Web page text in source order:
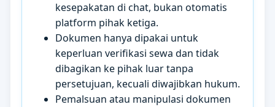
kesepakatan di chat, bukan otomatis
platform pihak ketiga.
Dokumen hanya dipakai untuk
keperluan verifikasi sewa dan tidak
dibagikan ke pihak luar tanpa
persetujuan, kecuali diwajibkan hukum.
Pemalsuan atau manipulasi dokumen